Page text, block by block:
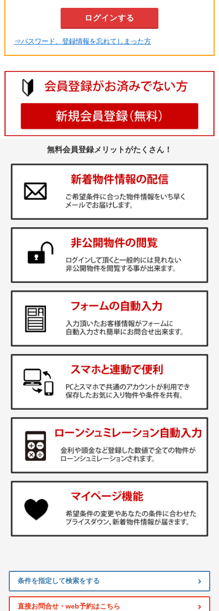
⇒パスワード、登録情報を忘れてしまった方
無料会員登録メリットがたくさん！
条件を指定して検索をする
直接お問合せ・web予約はこちら